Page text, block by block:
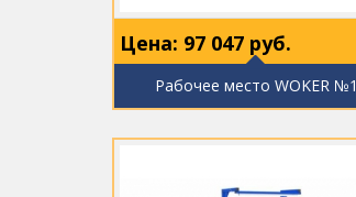
Цена: 97 047 руб.
Рабочее место WOKER №1